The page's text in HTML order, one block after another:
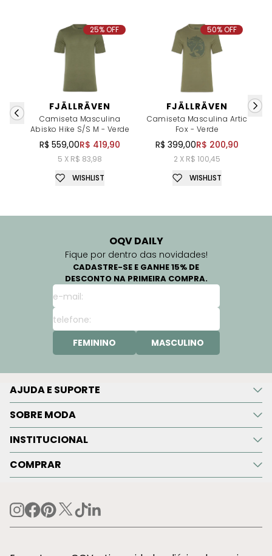
FJÄLLRÄVEN
Camiseta Masculina
Abisko Hike S/S M - Verde
R$ 559,00R$ 419,90
5 X R$ 83,98
25% OFF
WISHLIST
FJÄLLRÄVEN
Camiseta Masculina Artic
Fox - Verde
R$ 399,00R$ 200,90
2 X R$ 100,45
50% OFF
WISHLIST
OQV DAILY
Fique por dentro das novidades!
CADASTRE-SE E GANHE 15% DE
DESCONTO NA PRIMEIRA COMPRA.
FEMININO MASCULINO
AJUDA E SUPORTE
SOBRE MODA
INSTITUCIONAL
COMPRAR